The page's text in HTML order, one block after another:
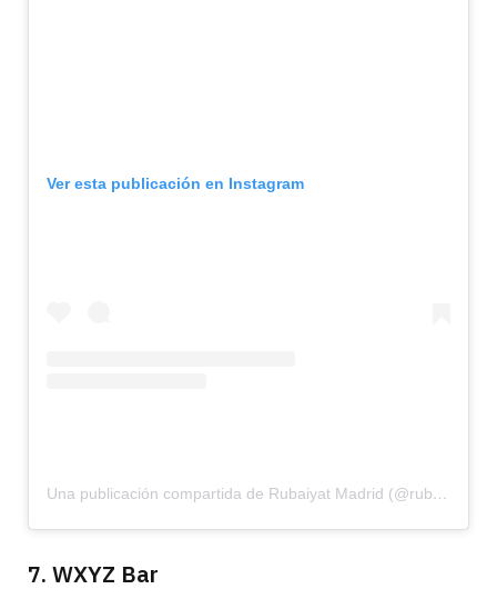
Ver esta publicación en Instagram
Una publicación compartida de Rubaiyat Madrid (@rubaiyatmadrid)
7. WXYZ Bar